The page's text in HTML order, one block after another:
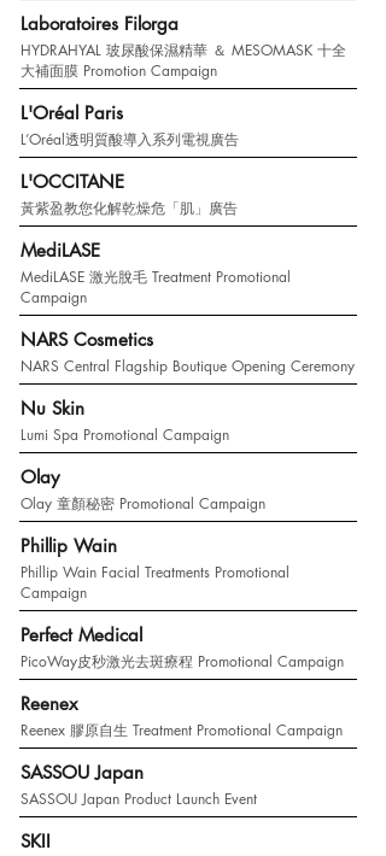
Laboratoires Filorga
HYDRAHYAL 玻尿酸保濕精華 ＆ MESOMASK 十全
大補面膜 Promotion Campaign
L'Oréal Paris
L’Oréal透明質酸導入系列電視廣告
L'OCCITANE
黃紫盈教您化解乾燥危「肌」廣告
MediLASE
MediLASE 激光脫毛 Treatment Promotional
Campaign
NARS Cosmetics
NARS Central Flagship Boutique Opening Ceremony
Nu Skin
Lumi Spa Promotional Campaign
Olay
Olay 童顏秘密 Promotional Campaign
Phillip Wain
Phillip Wain Facial Treatments Promotional
Campaign
Perfect Medical
PicoWay皮秒激光去斑療程 Promotional Campaign
Reenex
Reenex 膠原自生 Treatment Promotional Campaign
SASSOU Japan
SASSOU Japan Product Launch Event
SKII